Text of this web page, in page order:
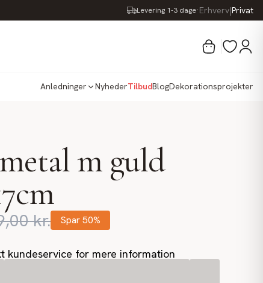
Levering 1-3 dage·Erhverv|Privat
Anledninger NyhederTilbudBlogDekorationsprojekter
m guld
kr. Spar50%
kundeservice for mere information